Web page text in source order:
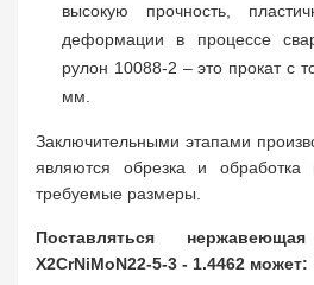
высокую прочность,
деформации в процессе
рулон 10088-2 – это прокат с
мм.
Заключительными этапами
являются обрезка и
требуемые размеры.
Поставляться
X2CrNiMoN22-5-3 - 1.4462 может: